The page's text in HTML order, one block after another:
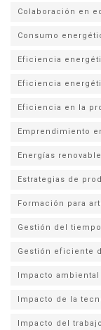
Colaboración en
Consumo
Eficiencia
Eficiencia
Eficiencia en la
Emprendimiento
Energías
Estrategias de
Formación para
Gestión del
Gestión eficiente
Impacto
Impacto de la
Impacto del